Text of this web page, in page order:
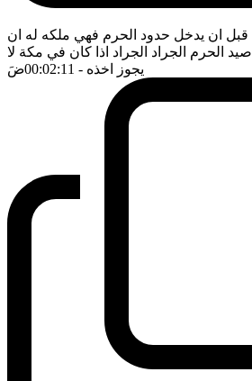
ان يدخل حدود الحرم فهي ملكه له ان
الحرم الجراد الجراد اذا كان في مكة لا
يجوز اخذه - 00:02:11 ضَ